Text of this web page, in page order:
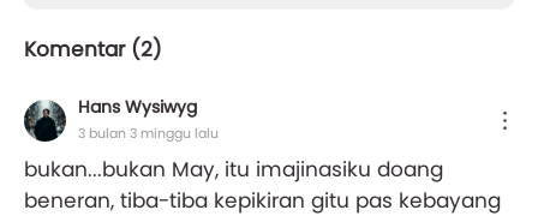
Komentar (2)
Hans Wysiwyg
3 bulan 3 minggu lalu
bukan...bukan May, itu imajinasiku doang
beneran, tiba-tiba kepikiran gitu pas kebayang